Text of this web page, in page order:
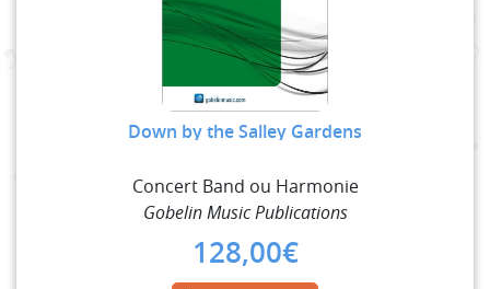
Down by the Salley Gardens
Concert Band ou Harmonie
Gobelin Music Publications
128,00€